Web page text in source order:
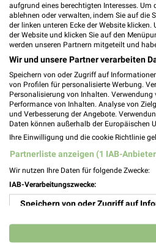
Plaza
POCO
POLO
Polsterei
aufgrund eines berechtigten Interesses. Um
ablehnen oder verwalten, indem Sie auf die
der linken unteren Ecke der Website
der Website und klicken Sie auf den
werden unseren Partnern mitgeteilt und
Wir und unsere Partner verarbeiten
Speichern von oder Zugriff auf
von Profilen für personalisierte Werbung.
Personalisierung von Inhalten.
Performance von Inhalten. Analyse von
und Verbesserung der Angebote.
Daten können außerhalb der Europäischen
Ihre Einwilligung und die cookie Richtlinie
Partnerliste anzeigen (1 IAB-
Wir nutzen Ihre Daten für folgende Zwecke:
IAB-Verarbeitungszwecke:
Speichern von oder Zugriff auf
Verwendung reduzierter Daten